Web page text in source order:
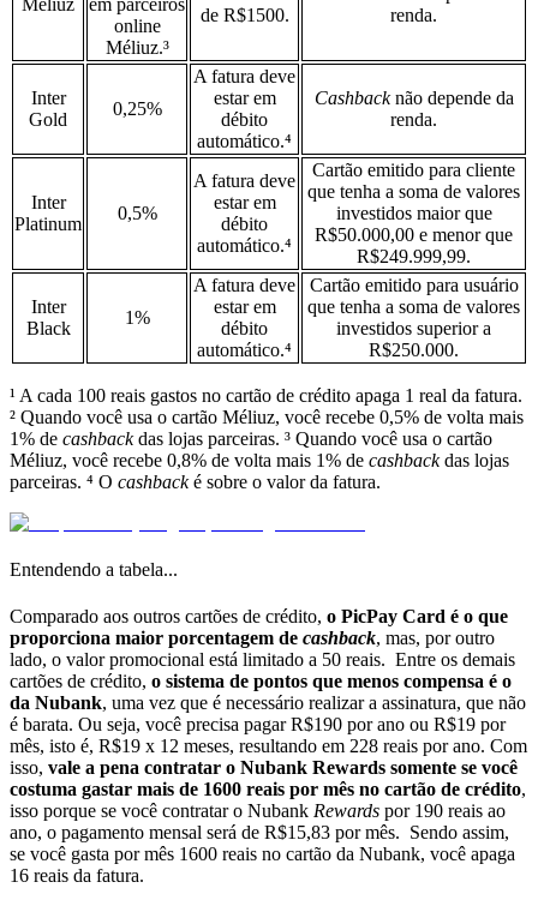
Méliuz
em parceiros
online
Méliuz.³
de R$1500.
renda.
Inter
Gold
0,25%
A fatura deve
estar em
débito
automático.⁴
Cashbacknão depende da
renda.
Inter
Platinum
0,5%
A fatura deve
estar em
débito
automático.⁴
Cartão emitido para cliente
que tenha a soma de valores
investidos maior que
R$50.000,00 e menor que
R$249.999,99.
Inter
Black
1%
A fatura deve
estar em
débito
automático.⁴
Cartão emitido para usuário
que tenha a soma de valores
investidos superior a
R$250.000.
¹ A cada 100 reais gastos no cartão de crédito apaga 1 real da fatura.
² Quando você usa o cartão Méliuz, você recebe 0,5% de volta mais
1% de cashbackdas lojas parceiras. ³ Quando você usa o cartão
Méliuz, você recebe 0,8% de volta mais 1% de cashbackdas lojas
parceiras. ⁴ O cashbacké sobre o valor da fatura.
Entendendo a tabela...
Comparado aos outros cartões de crédito, o PicPay Card é o que
proporciona maior porcentagem de cashback, mas, por outro
lado, o valor promocional está limitado a 50 reais. Entre os demais
cartões de crédito, o sistema de pontos que menos compensa é o
da Nubank, uma vez que é necessário realizar a assinatura, que não
é barata. Ou seja, você precisa pagar R$190 por ano ou R$19 por
mês, isto é, R$19 x 12 meses, resultando em 228 reais por ano. Com
isso, vale a pena contratar o Nubank Rewards somente se você
costuma gastar mais de 1600 reais por mês no cartão de crédito,
isso porque se você contratar o Nubank Rewards por 190 reais ao
ano, o pagamento mensal será de R$15,83 por mês. Sendo assim,
se você gasta por mês 1600 reais no cartão da Nubank, você apaga
16 reais da fatura.